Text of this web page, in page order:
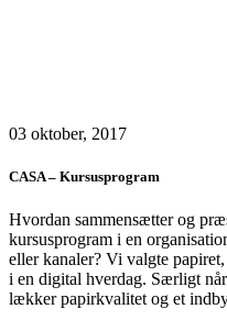
03 oktober, 2017
CASA – Kursusprogram
Hvordan sammensætter og
kursusprogram i en
eller kanaler? Vi valgte
i en digital hverdag. Særligt
lækker papirkvalitet og et